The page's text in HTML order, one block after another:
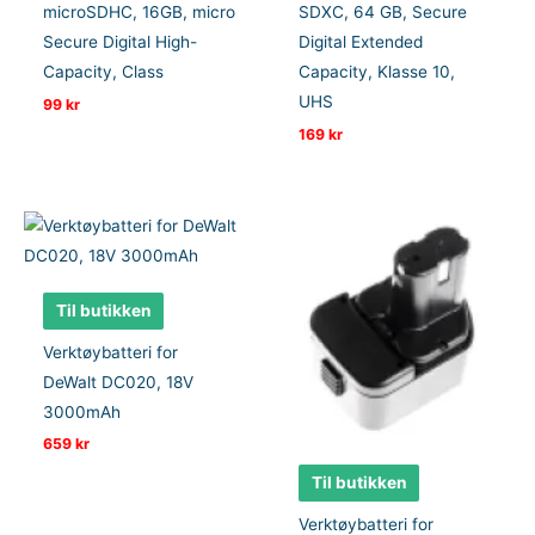
microSDHC, 16GB, micro
Secure Digital High-
Capacity, Class
99kr
SDXC, 64 GB, Secure
Digital Extended
Capacity, Klasse 10,
UHS
169kr
Til butikken
Verktøybatteri for
DeWalt DC020, 18V
3000mAh
659kr
Til butikken
Verktøybatteri for